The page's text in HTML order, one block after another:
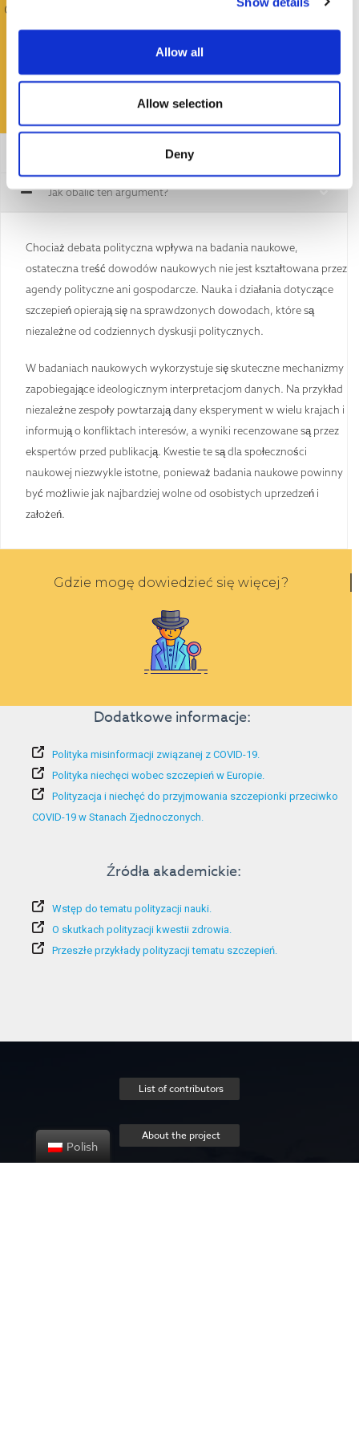
Allow all
Allow selection
Deny
Co powiedzieć komuś, kto wyznaje takie poglądy?
Jak obalić ten argument?
Chociaż debata polityczna wpływa na badania naukowe,
ostateczna treść dowodów naukowych nie jest kształtowana przez
agendy polityczne ani gospodarcze. Nauka i działania dotyczące
szczepień opierają się na sprawdzonych dowodach, które są
niezależne od codziennych dyskusji politycznych.
W badaniach naukowych wykorzystuje się skuteczne mechanizmy
zapobiegające ideologicznym interpretacjom danych. Na przykład
niezależne zespoły powtarzają dany eksperyment w wielu krajach i
informują o konfliktach interesów, a wyniki recenzowane są przez
ekspertów przed publikacją. Kwestie te są dla społeczności
naukowej niezwykle istotne, ponieważ badania naukowe powinny
być możliwie jak najbardziej wolne od osobistych uprzedzeń i
założeń.
Gdzie mogę dowiedzieć się więcej?
Dodatkowe informacje:
Polityka misinformacji związanej z COVID-19.
Polityka niechęci wobec szczepień w Europie.
Polityzacja i niechęć do przyjmowania szczepionki przeciwko
COVID-19 w Stanach Zjednoczonych.
Źródła akademickie:
Wstęp do tematu polityzacji nauki.
O skutkach polityzacji kwestii zdrowia.
Przeszłe przykłady polityzacji tematu szczepień.
List of contributors
About the project
Polish